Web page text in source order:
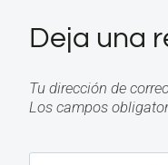
Deja una
Tu dirección de
Los campos